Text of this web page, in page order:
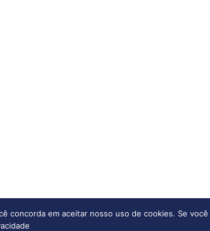
em aceitar nosso uso de cookies. Se